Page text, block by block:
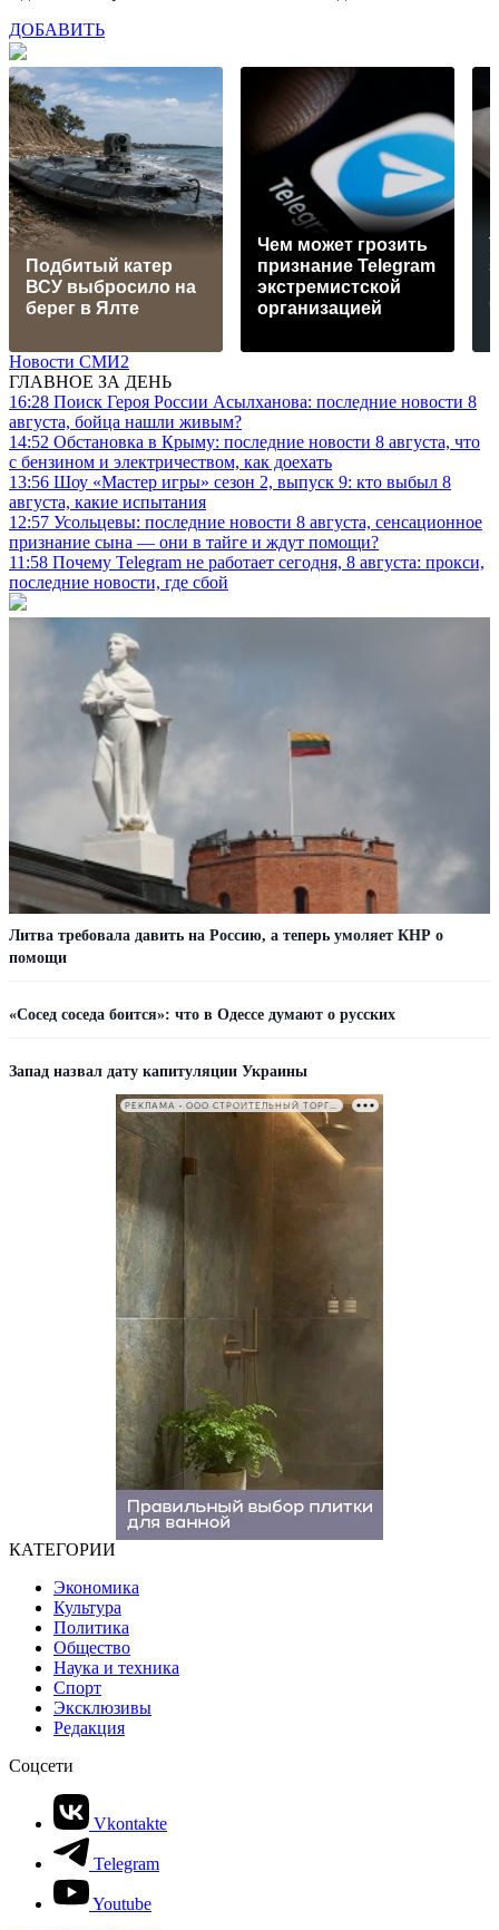
ДОБАВИТЬ
Подбитый катер
ВСУ выбросило на
берег в Ялте
Чем может грозить
признание Telegram
экстремистской
организацией
Новости СМИ2
ГЛАВНОЕ ЗА ДЕНЬ
16:28 Поиск Героя России Асылханова: последние новости 8
августа, бойца нашли живым?
14:52 Обстановка в Крыму: последние новости 8 августа, что
с бензином и электричеством, как доехать
13:56 Шоу «Мастер игры» сезон 2, выпуск 9: кто выбыл 8
августа, какие испытания
12:57 Усольцевы: последние новости 8 августа, сенсационное
признание сына — они в тайге и ждут помощи?
11:58 Почему Telegram не работает сегодня, 8 августа: прокси,
последние новости, где сбой
Литва требовала давить на Россию, а теперь умоляет КНР о
помощи
«Сосед соседа боится»: что в Одессе думают о русских
Запад назвал дату капитуляции Украины
КАТЕГОРИИ
Экономика
Культура
Политика
Общество
Наука и техника
Спорт
Эксклюзивы
Редакция
Соцсети
Vkontakte
Telegram
Youtube